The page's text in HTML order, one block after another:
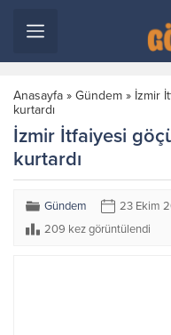
Anasayfa » Gündem » İzmir
kurtardı
İzmir İtfaiyesi
kurtardı
Gündem 23 Ekim
209 kez görüntülendi